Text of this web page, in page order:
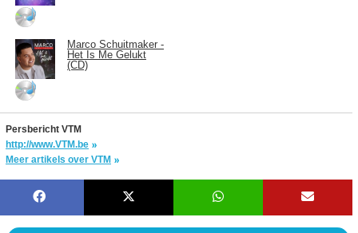
Marco Schuitmaker -
Het Is Me Gelukt
(CD)
Persbericht VTM
http://www.VTM.be
Meer artikels over VTM